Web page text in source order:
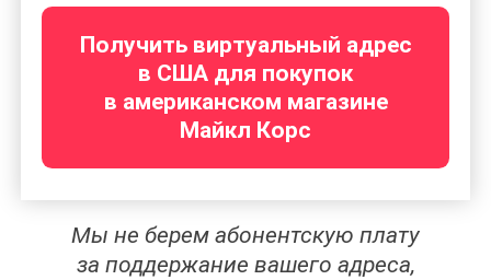
Получить виртуальный адрес
в США для покупок
в американском магазине
Майкл Корс
Мы не берем абонентскую плату
за поддержание вашего адреса,